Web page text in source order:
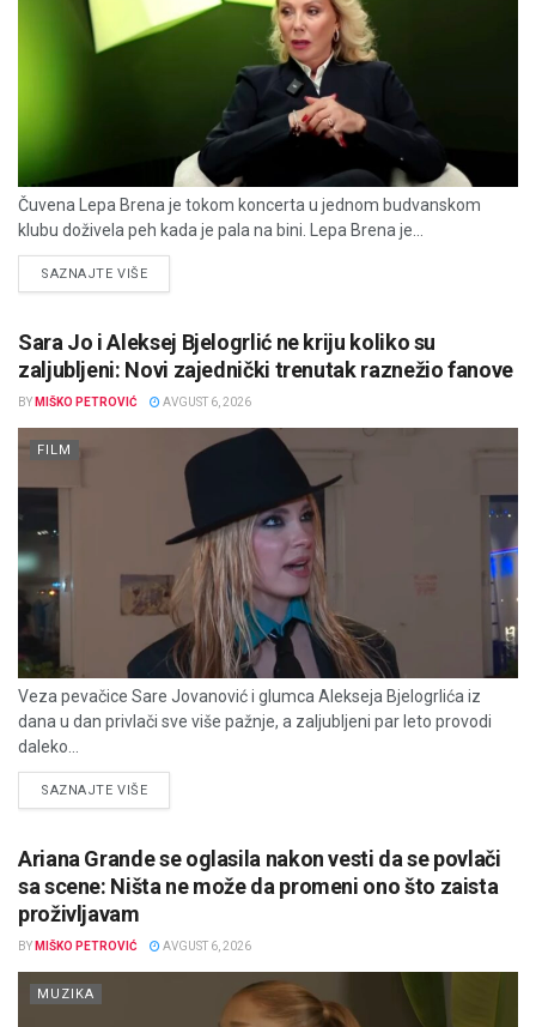
Čuvena Lepa Brena je tokom koncerta u jednom budvanskom
klubu doživela peh kada je pala na bini. Lepa Brena je...
SAZNAJTE VIŠEDETAILS
Sara Jo i Aleksej Bjelogrlić ne kriju koliko su
zaljubljeni: Novi zajednički trenutak raznežio fanove
BY MIŠKO PETROVIĆ AVGUST 6, 2026
FILM
Veza pevačice Sare Jovanović i glumca Alekseja Bjelogrlića iz
dana u dan privlači sve više pažnje, a zaljubljeni par leto provodi
daleko...
SAZNAJTE VIŠEDETAILS
Ariana Grande se oglasila nakon vesti da se povlači
sa scene: Ništa ne može da promeni ono što zaista
proživljavam
BY MIŠKO PETROVIĆ AVGUST 6, 2026
MUZIKA